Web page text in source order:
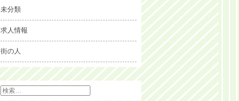
未分類
求人情報
街の人
検
索: